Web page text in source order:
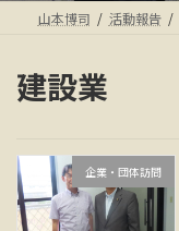
山本博司 活動報告
建設業
企業・団体訪問